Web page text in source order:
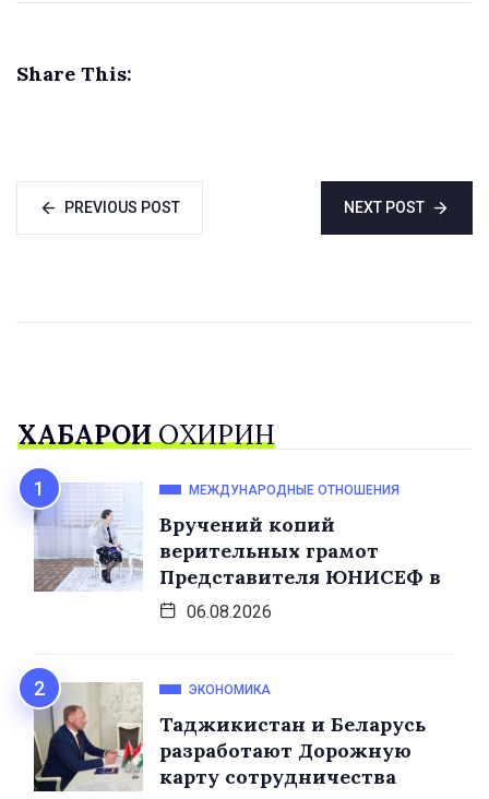
Share This:
PREVIOUS POST NEXT POST
ХАБАРҲОИОХИРИН
МЕЖДУНАРОДНЫЕ ОТНОШЕНИЯ
Вручений копий
верительных грамот
Представителя ЮНИСЕФ в
06.08.2026
ЭКОНОМИКА
Таджикистан и Беларусь
разработают Дорожную
карту сотрудничества